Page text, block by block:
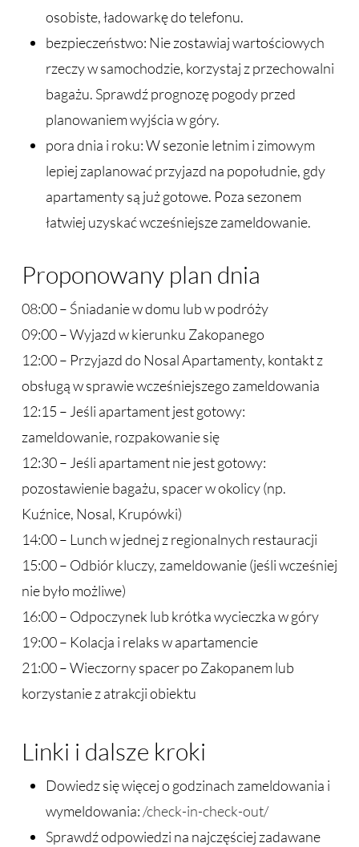
osobiste, ładowarkę do telefonu.
bezpieczeństwo: Nie zostawiaj wartościowych
rzeczy w samochodzie, korzystaj z przechowalni
bagażu. Sprawdź prognozę pogody przed
planowaniem wyjścia w góry.
pora dnia i roku: W sezonie letnim i zimowym
lepiej zaplanować przyjazd na popołudnie, gdy
apartamenty są już gotowe. Poza sezonem
łatwiej uzyskać wcześniejsze zameldowanie.
Proponowany plan dnia
08:00 – Śniadanie w domu lub w podróży
09:00 – Wyjazd w kierunku Zakopanego
12:00 – Przyjazd do Nosal Apartamenty, kontakt z
obsługą w sprawie wcześniejszego zameldowania
12:15 – Jeśli apartament jest gotowy:
zameldowanie, rozpakowanie się
12:30 – Jeśli apartament nie jest gotowy:
pozostawienie bagażu, spacer w okolicy (np.
Kuźnice, Nosal, Krupówki)
14:00 – Lunch w jednej z regionalnych restauracji
15:00 – Odbiór kluczy, zameldowanie (jeśli wcześniej
nie było możliwe)
16:00 – Odpoczynek lub krótka wycieczka w góry
19:00 – Kolacja i relaks w apartamencie
21:00 – Wieczorny spacer po Zakopanem lub
korzystanie z atrakcji obiektu
Linki i dalsze kroki
Dowiedz się więcej o godzinach zameldowania i
wymeldowania: /check-in-check-out/
Sprawdź odpowiedzi na najczęściej zadawane